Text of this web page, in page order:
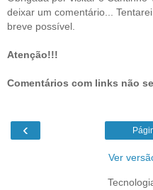
deixar um comentário...
breve possível.
Atenção!!!
Comentários com links não
‹
Ver